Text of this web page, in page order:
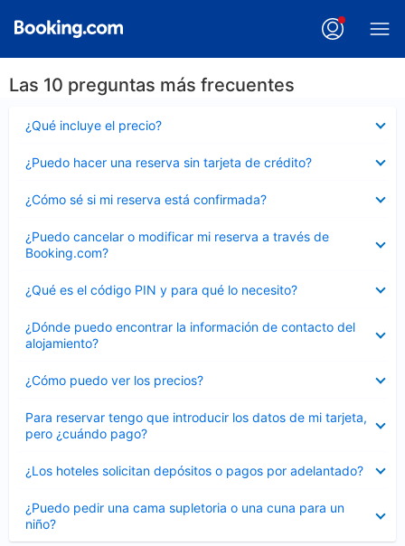
Las 10 preguntas más frecuentes
¿Qué incluye el precio?
cerrado
¿Puedo hacer una reserva sin tarjeta de crédito?
cerrado
¿Cómo sé si mi reserva está confirmada?
cerrado
¿Puedo cancelar o modificar mi reserva a través de
Booking.com?
cerrado
¿Qué es el código PIN y para qué lo necesito?
cerrado
¿Dónde puedo encontrar la información de contacto del
alojamiento?
cerrado
¿Cómo puedo ver los precios?
cerrado
Para reservar tengo que introducir los datos de mi tarjeta,
pero ¿cuándo pago?
cerrado
¿Los hoteles solicitan depósitos o pagos por adelantado?
cerrado
¿Puedo pedir una cama supletoria o una cuna para un
niño?
cerrado